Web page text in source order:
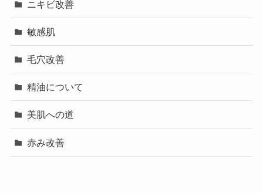
ニキビ改善
敏感肌
毛穴改善
精油について
美肌への道
赤み改善